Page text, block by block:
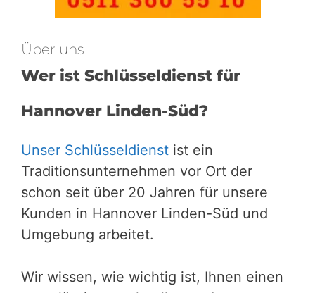
Über uns
Wer ist Schlüsseldienst für
Hannover Linden-Süd?
Unser Schlüsseldienst ist ein
Traditionsunternehmen vor Ort der
schon seit über 20 Jahren für unsere
Kunden in Hannover Linden-Süd und
Umgebung arbeitet.
Wir wissen, wie wichtig ist, Ihnen einen